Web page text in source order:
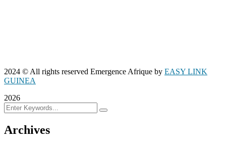
2024 © All rights reserved Emergence Afrique by EASY LINK
GUINEA
2026
Archives